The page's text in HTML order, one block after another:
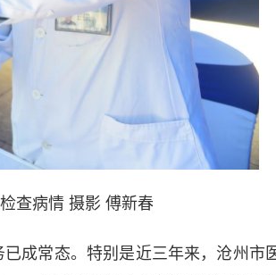
查病情 摄影 傅新春
成常态。特别是近三年来，沧州市